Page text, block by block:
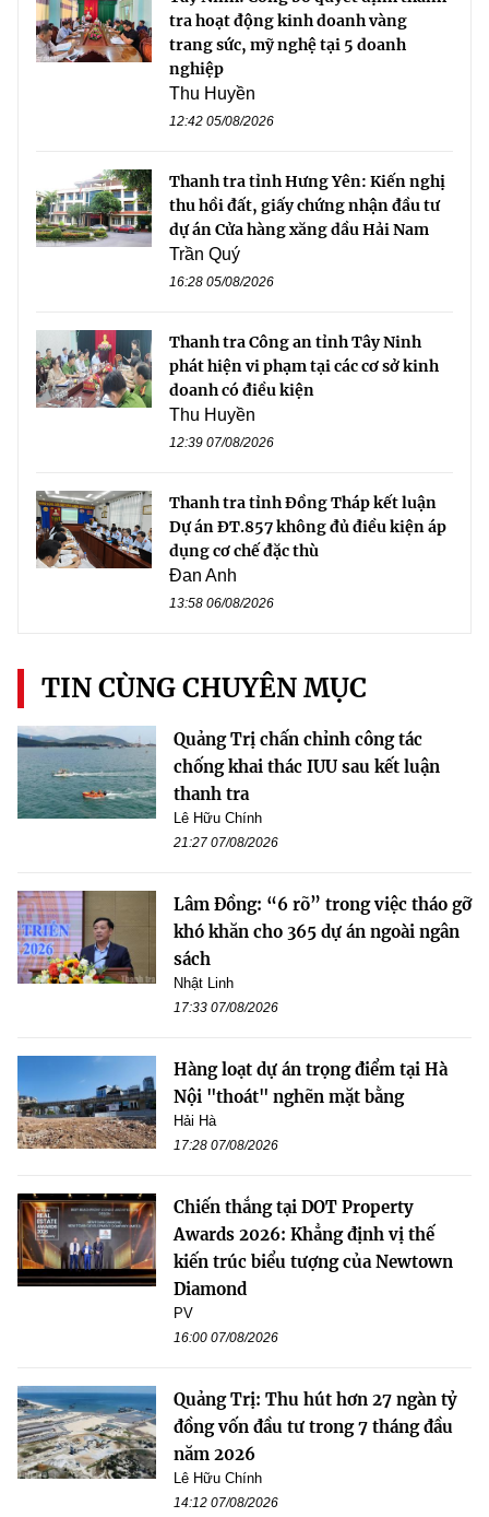
tra hoạt động kinh doanh vàng
trang sức, mỹ nghệ tại 5 doanh
nghiệp
Thu Huyền
12:42 05/08/2026
Thanh tra tỉnh Hưng Yên: Kiến nghị
thu hồi đất, giấy chứng nhận đầu tư
dự án Cửa hàng xăng dầu Hải Nam
Trần Quý
16:28 05/08/2026
Thanh tra Công an tỉnh Tây Ninh
phát hiện vi phạm tại các cơ sở kinh
doanh có điều kiện
Thu Huyền
12:39 07/08/2026
Thanh tra tỉnh Đồng Tháp kết luận
Dự án ĐT.857 không đủ điều kiện áp
dụng cơ chế đặc thù
Đan Anh
13:58 06/08/2026
TIN CÙNG CHUYÊN MỤC
Quảng Trị chấn chỉnh công tác
chống khai thác IUU sau kết luận
thanh tra
Lê Hữu Chính
21:27 07/08/2026
Lâm Đồng: “6 rõ” trong việc tháo gỡ
khó khăn cho 365 dự án ngoài ngân
sách
Nhật Linh
17:33 07/08/2026
Hàng loạt dự án trọng điểm tại Hà
Nội "thoát" nghẽn mặt bằng
Hải Hà
17:28 07/08/2026
Chiến thắng tại DOT Property
Awards 2026: Khẳng định vị thế
kiến trúc biểu tượng của Newtown
Diamond
PV
16:00 07/08/2026
Quảng Trị: Thu hút hơn 27 ngàn tỷ
đồng vốn đầu tư trong 7 tháng đầu
năm 2026
Lê Hữu Chính
14:12 07/08/2026